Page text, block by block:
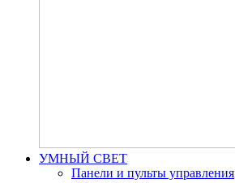
УМНЫЙ СВЕТ
Панели и пульты управления